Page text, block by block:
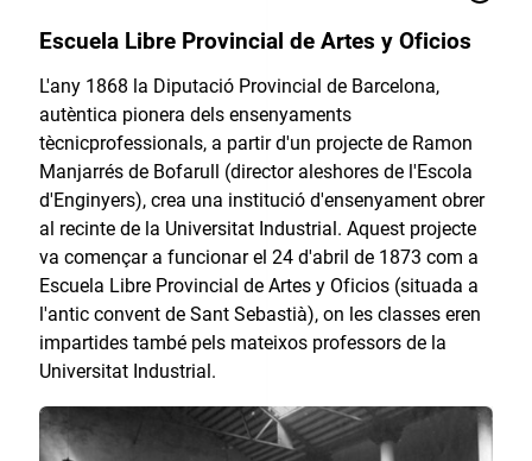
Escuela Libre Provincial de Artes y Oficios
L'any 1868 la Diputació Provincial de Barcelona,
autèntica pionera dels ensenyaments
tècnicprofessionals, a partir d'un projecte de Ramon
Manjarrés de Bofarull (director aleshores de l'Escola
d'Enginyers), crea una institució d'ensenyament obrer
al recinte de la Universitat Industrial. Aquest projecte
va començar a funcionar el 24 d'abril de 1873 com a
Escuela Libre Provincial de Artes y Oficios (situada a
l'antic convent de Sant Sebastià), on les classes eren
impartides també pels mateixos professors de la
Universitat Industrial.